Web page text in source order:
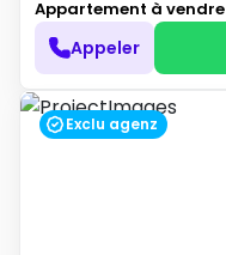
Appartement à vendre
Appeler
Exclu agenz